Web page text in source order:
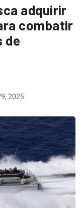
adquirir
combatir
de
2025